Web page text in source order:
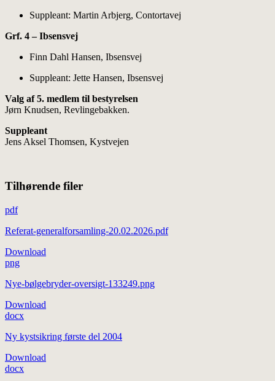
Suppleant: Martin Arbjerg, Contortavej
Grf. 4 – Ibsensvej
Finn Dahl Hansen, Ibsensvej
Suppleant: Jette Hansen, Ibsensvej
Valg af 5. medlem til bestyrelsen
Jørn Knudsen, Revlingebakken.
Suppleant
Jens Aksel Thomsen, Kystvejen
Tilhørende filer
pdf
Referat-generalforsamling-20.02.2026.pdf
Download
png
Nye-bølgebryder-oversigt-133249.png
Download
docx
Ny kystsikring første del 2004
Download
docx